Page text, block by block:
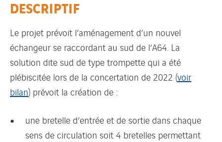
DESCRIPTIF
Le projet prévoit l’aménagement d’un nouvel
échangeur se raccordant au sud de l’A64. La
solution dite sud de type trompette qui a été
plébiscitée lors de la concertation de 2022 (voir
bilan) prévoit la création de :
une bretelle d’entrée et de sortie dans chaque
sens de circulation soit 4 bretelles permettant